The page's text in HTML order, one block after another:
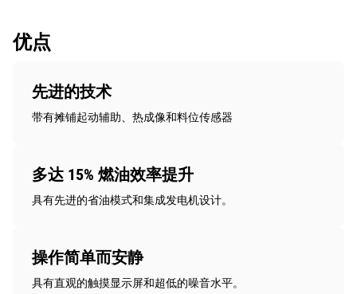
优点
先进的技术
带有摊铺起动辅助、热成像和料位传感器
多达 15% 燃油效率提升
具有先进的省油模式和集成发电机设计。
操作简单而安静
具有直观的触摸显示屏和超低的噪音水平。